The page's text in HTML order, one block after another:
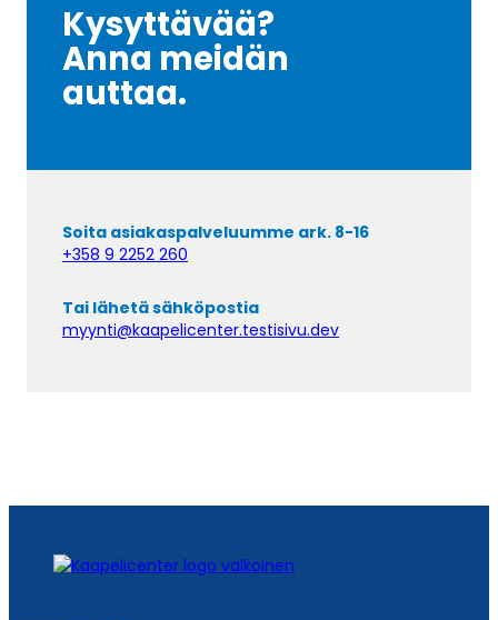
Kysyttävää?
Anna meidän
auttaa.
Soita asiakaspalveluumme ark. 8-16
+358 9 2252 260
Tai lähetä sähköpostia
myynti@kaapelicenter.testisivu.dev